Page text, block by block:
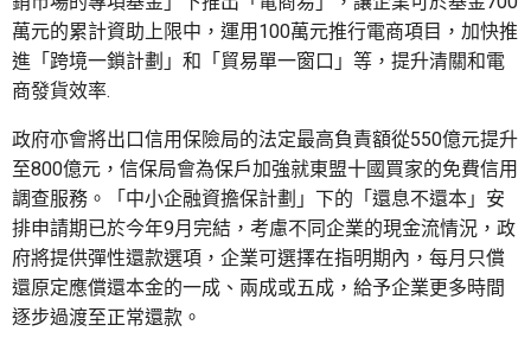
萬元的累計資助上限中，運用100萬元推行電商項目，加快推
進「跨境一鎖計劃」和「貿易單一窗口」等，提升清關和電
商發貨效率.
政府亦會將出口信用保險局的法定最高負責額從550億元提升
至800億元，信保局會為保戶加強就東盟十國買家的免費信用
調查服務。「中小企融資擔保計劃」下的「還息不還本」安
排申請期已於今年9月完結，考慮不同企業的現金流情況，政
府將提供彈性還款選項，企業可選擇在指明期內，每月只償
還原定應償還本金的一成、兩成或五成，給予企業更多時間
逐步過渡至正常還款。